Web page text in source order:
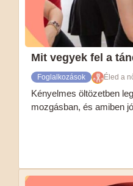
Mit vegyek fel a
Foglalkozások Éled a
Kényelmes öltözetben
mozgásban, és amiben